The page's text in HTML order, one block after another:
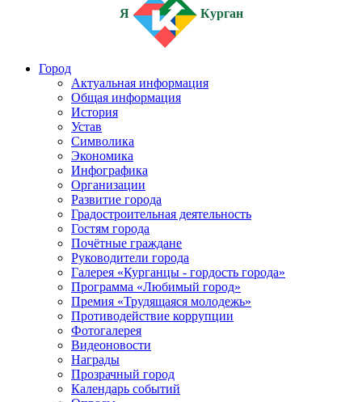
Я Курган
Город
Актуальная информация
Общая информация
История
Устав
Символика
Экономика
Инфографика
Организации
Развитие города
Градостроительная деятельность
Гостям города
Почётные граждане
Руководители города
Галерея «Курганцы - гордость города»
Программа «Любимый город»
Премия «Трудящаяся молодежь»
Противодействие коррупции
Фотогалерея
Видеоновости
Награды
Прозрачный город
Календарь событий